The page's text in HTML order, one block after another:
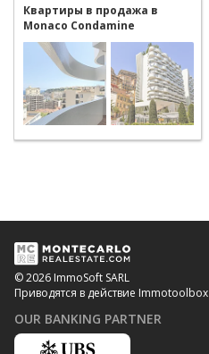
Квартиры в продажа в
Monaco Condamine
© 2026 ImmoSoft SARL
Приводятся в действие Immotoolbox
OUR BANKING PARTNER